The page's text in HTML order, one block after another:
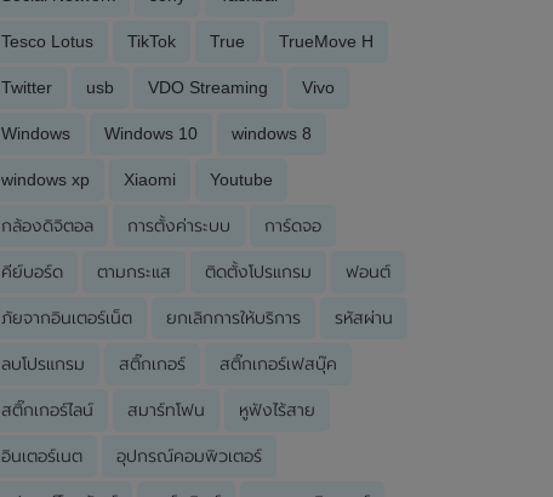
Tesco Lotus TikTok True TrueMove H
Twitter usb VDO Streaming Vivo
Windows Windows 10 windows 8
windows xp Xiaomi Youtube
กล้องดิจิตอล การตั้งค่าระบบ การ์ดจอ
คีย์บอร์ด ตามกระแส ติดตั้งโปรแกรม ฟอนต์
ภัยจากอินเตอร์เน็ต ยกเลิกการให้บริการ รหัสผ่าน
ลบโปรแกรม สติ๊กเกอร์ สติ๊กเกอร์เฟสบุ๊ค
สติ๊กเกอร์ไลน์ สมาร์ทโฟน หูฟังไร้สาย
อินเตอร์เนต อุปกรณ์คอมพิวเตอร์